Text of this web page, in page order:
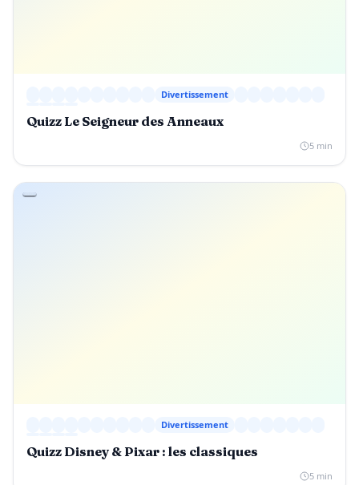
Divertissement
Quizz Le Seigneur des Anneaux
5 min
Divertissement
Quizz Disney & Pixar : les classiques
5 min